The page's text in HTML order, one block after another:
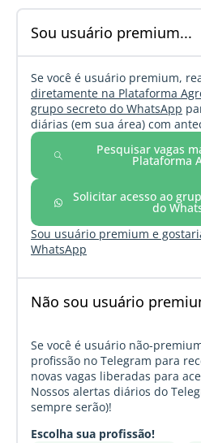
Sou usuário premium...
Se você é usuário premium,
diretamente na Plataforma
grupo secreto do WhatsApp
diárias (em sua área) com
Pesquisar vagas
Plataforma
Solicitar acesso ao
do
Sou usuário premium e
WhatsApp
Não sou usuário
Se você é usuário não-
profissão no Telegram para
novas vagas liberadas para
Nossos alertas diários do
sempre serão)!
Escolha sua profissão!